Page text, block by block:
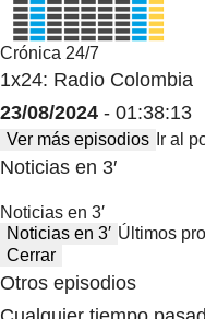
Crónica 24/7
1x24: Radio Colombia
23/08/2024 - 01:38:13
Ver más episodios Ir al
Noticias en 3′
Noticias en 3′
Noticias en 3′ Últimos
Cerrar
Otros episodios